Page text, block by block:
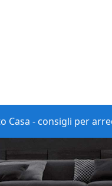
Casa - consigli per